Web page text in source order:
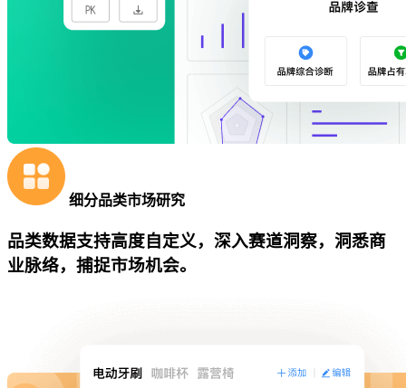
细分品类市场研究
品类数据支持高度自定义，深入赛道洞察，洞悉商
业脉络，捕捉市场机会。